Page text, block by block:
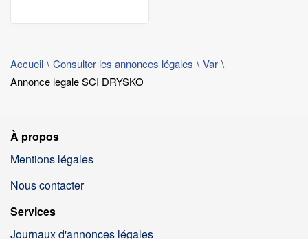
Accueil Consulter les annonces légales
Var
Annonce legale SCI DRYSKO
À propos
Mentions légales
Nous contacter
Services
Journaux d'annonces légales